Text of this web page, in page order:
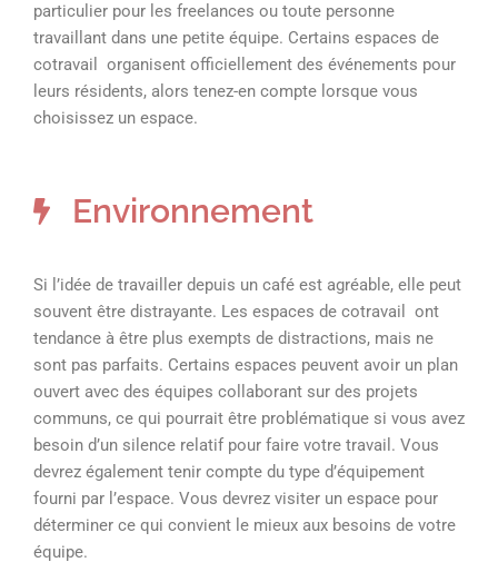
particulier pour les freelances ou toute personne
travaillant dans une petite équipe. Certains espaces de
cotravail organisent officiellement des événements pour
leurs résidents, alors tenez-en compte lorsque vous
choisissez un espace.
Environnement
Si l’idée de travailler depuis un café est agréable, elle peut
souvent être distrayante. Les espaces de cotravail ont
tendance à être plus exempts de distractions, mais ne
sont pas parfaits. Certains espaces peuvent avoir un plan
ouvert avec des équipes collaborant sur des projets
communs, ce qui pourrait être problématique si vous avez
besoin d’un silence relatif pour faire votre travail. Vous
devrez également tenir compte du type d’équipement
fourni par l’espace. Vous devrez visiter un espace pour
déterminer ce qui convient le mieux aux besoins de votre
équipe.